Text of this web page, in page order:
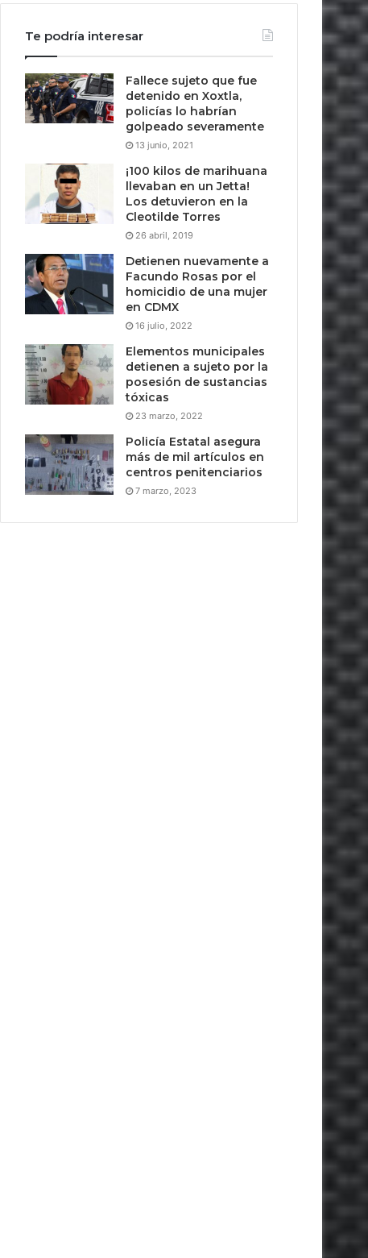
Te podría interesar
Fallece sujeto que fue
detenido en Xoxtla,
policías lo habrían
golpeado severamente
13 junio, 2021
¡100 kilos de marihuana
llevaban en un Jetta!
Los detuvieron en la
Cleotilde Torres
26 abril, 2019
Detienen nuevamente a
Facundo Rosas por el
homicidio de una mujer
en CDMX
16 julio, 2022
Elementos municipales
detienen a sujeto por la
posesión de sustancias
tóxicas
23 marzo, 2022
Policía Estatal asegura
más de mil artículos en
centros penitenciarios
7 marzo, 2023